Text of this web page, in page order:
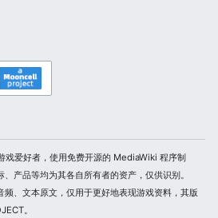
爱好者，使用免费开源的 MediaWiki 程序制
产品等均为其各自所有者的资产，仅供识别。
频、文本原文，仅用于更好地表现游戏资料，其版
。